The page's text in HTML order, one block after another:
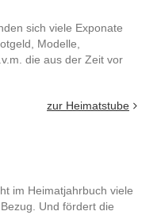
sich viele Exponate
Modelle,
die aus der Zeit vor
zur Heimatstube
im Heimatjahrbuch viele
Und fördert die